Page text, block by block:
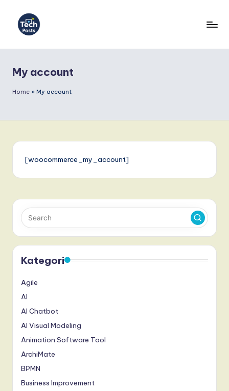
c
h
s
s
I
n
d
o
n
e
si
a
n
-
L
a
My account
Home » My account
[woocommerce_my_account]
Kategori
Agile
AI
AI Chatbot
AI Visual Modeling
Animation Software Tool
ArchiMate
BPMN
Business Improvement